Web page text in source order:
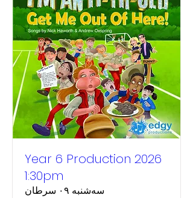
Year 6 Production 2026
1:30pm
سه‌شنبه ۰۹ سرطان